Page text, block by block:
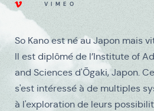
VIMEO
So Kano est né au Japon mais
Il est diplômé de l’Institute of
and Sciences d'Ōgaki, Japon.
s'est intéressé à de multiples
à l'exploration de leurs